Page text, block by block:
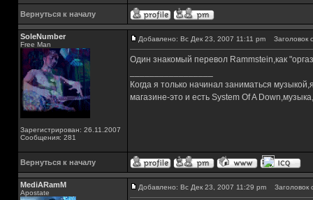
Вернуться к началу
SoleNumber
Free Man
Зарегистрирован: 26.11.2007
Сообщения: 281
Добавлено: Вс Дек 23, 2007 11:11 pm Заголовок
Один знакомый перевол Rammstein,как
Когда я только начинал заниматься
магазине-это и есть System Of A
Вернуться к началу
MediARamM
Apostate
Добавлено: Вс Дек 23, 2007 11:29 pm Заголовок